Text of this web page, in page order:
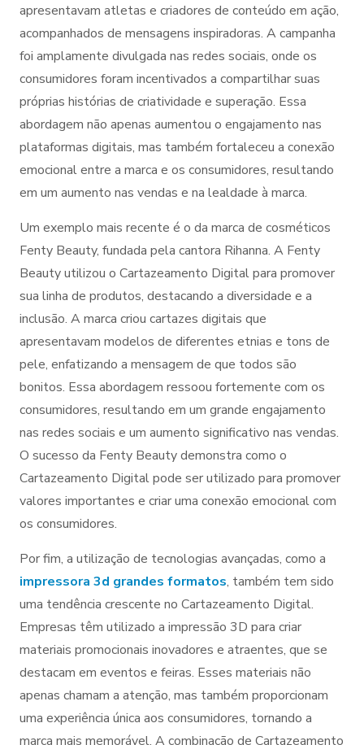
apresentavam atletas e criadores de conteúdo em ação,
acompanhados de mensagens inspiradoras. A campanha
foi amplamente divulgada nas redes sociais, onde os
consumidores foram incentivados a compartilhar suas
próprias histórias de criatividade e superação. Essa
abordagem não apenas aumentou o engajamento nas
plataformas digitais, mas também fortaleceu a conexão
emocional entre a marca e os consumidores, resultando
em um aumento nas vendas e na lealdade à marca.
Um exemplo mais recente é o da marca de cosméticos
Fenty Beauty, fundada pela cantora Rihanna. A Fenty
Beauty utilizou o Cartazeamento Digital para promover
sua linha de produtos, destacando a diversidade e a
inclusão. A marca criou cartazes digitais que
apresentavam modelos de diferentes etnias e tons de
pele, enfatizando a mensagem de que todos são
bonitos. Essa abordagem ressoou fortemente com os
consumidores, resultando em um grande engajamento
nas redes sociais e um aumento significativo nas vendas.
O sucesso da Fenty Beauty demonstra como o
Cartazeamento Digital pode ser utilizado para promover
valores importantes e criar uma conexão emocional com
os consumidores.
Por fim, a utilização de tecnologias avançadas, como a
impressora 3d grandes formatos, também tem sido
uma tendência crescente no Cartazeamento Digital.
Empresas têm utilizado a impressão 3D para criar
materiais promocionais inovadores e atraentes, que se
destacam em eventos e feiras. Esses materiais não
apenas chamam a atenção, mas também proporcionam
uma experiência única aos consumidores, tornando a
marca mais memorável. A combinação de Cartazeamento